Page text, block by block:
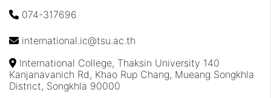
074-317696
international.ic@tsu.ac.th
International College, Thaksin University 140
Kanjanavanich Rd, Khao Rup Chang, Mueang Songkhla
District, Songkhla 90000